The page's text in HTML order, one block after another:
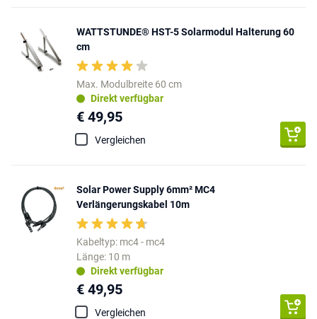
WATTSTUNDE® HST-5 Solarmodul Halterung 60
cm
Max. Modulbreite 60 cm
Direkt verfügbar
€ 49,95
Vergleichen
Solar Power Supply 6mm² MC4
Verlängerungskabel 10m
Kabeltyp: mc4 - mc4
Länge: 10 m
Direkt verfügbar
€ 49,95
Vergleichen